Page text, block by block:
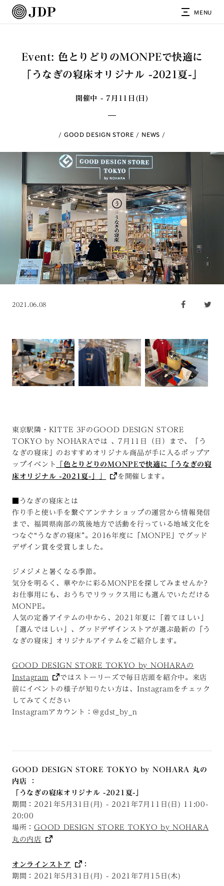
MENU
Event: 色とりどりのMONPEで快適に
「うなぎの寝床オリジナル -2021夏-」
開催中 - 7月11日(日)
GOOD DESIGN STORE NEWS
2021.06.08
東京駅隣・KITTE 3FのGOOD DESIGN STORE
TOKYO by NOHARAでは 、7月11日（日）まで、「う
なぎの寝床」のおすすめオリジナル商品が手に入るポップア
ップイベント
色とりどりのMONPEで快適に「うなぎの寝
床オリジナル -2021夏-」
を開催します。
■うなぎの寝床とは
作り手と使い手を繋ぐアンテナショップの運営から情報発信
まで、福岡県南部の筑後地方で活動を行っている地域文化を
つなぐ“うなぎの寝床”。2016年度に「MONPE」でグッド
デザイン賞を受賞しました。
ジメジメと暑くなる季節。
気分を明るく、華やかに彩るMONPEを探してみませんか?
お仕事用にも、おうちでリラックス用にも選んでいただける
MONPE。
人気の定番アイテムの中から、2021年夏に「着てほしい」
「選んでほしい」、グッドデザインストアが選ぶ最新の「う
なぎの寝床」オリジナルアイテムをご紹介します。
GOOD DESIGN STORE TOKYO by NOHARAの
Instagram
ではストーリーズで毎日店頭を紹介中。来店
前にイベントの様子が知りたい方は、Instagramをチェック
してみてください
Instagramアカウント：＠gdst_by_n
GOOD DESIGN STORE TOKYO by NOHARA 丸の
内店 ：
「うなぎの寝床オリジナル -2021夏-」
期間：2021年5月31日(月) - 2021年7月11日(日) 11:00-
20:00
場所：GOOD DESIGN STORE TOKYO by NOHARA
丸の内店
オンラインストア
：
期間：2021年5月31日(月) - 2021年7月15日(木)